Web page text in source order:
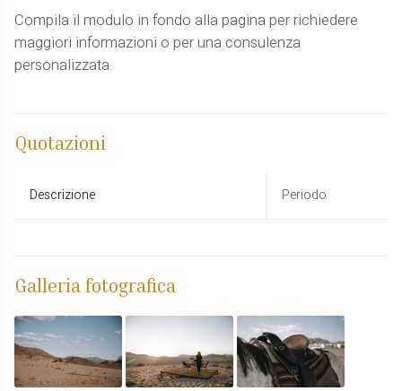
Compila il modulo in fondo alla pagina per richiedere
maggiori informazioni o per una consulenza
personalizzata.
Quotazioni
Descrizione Periodo
Galleria fotografica